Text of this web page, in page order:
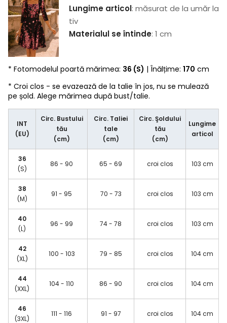
Lungime articol: măsurat de la umăr la
tiv
Materialul se întinde: 1 cm
* Fotomodelul poartă mărimea: 36 (S) | Înălțime: 170 cm
* Croi clos - se evazează de la talie în jos, nu se mulează
pe șold. Alege mărimea după bust/talie.
INT
(EU)
Circ. Bustului
tău
(cm)
Circ. Taliei
tale
(cm)
Circ. Şoldului
tău
(cm)
Lungime
articol
36
(S)
86 - 90 65 - 69 croi clos 103 cm
38
(M)
91 - 95 70 - 73 croi clos 103 cm
40
(L)
96 - 99 74 - 78 croi clos 103 cm
42
(XL)
100 - 103 79 - 85 croi clos 104 cm
44
(XXL)
104 - 110 86 - 90 croi clos 104 cm
46
(3XL)
111 - 116 91 - 97 croi clos 104 cm